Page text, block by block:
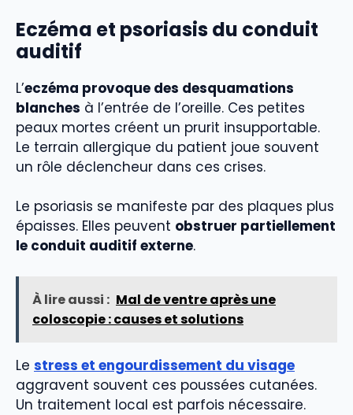
Eczéma et psoriasis du conduit
auditif
L’eczéma provoque des desquamations
blanches à l’entrée de l’oreille. Ces petites
peaux mortes créent un prurit insupportable.
Le terrain allergique du patient joue souvent
un rôle déclencheur dans ces crises.
Le psoriasis se manifeste par des plaques plus
épaisses. Elles peuvent obstruer partiellement
le conduit auditif externe.
À lire aussi : Mal de ventre après une
coloscopie : causes et solutions
Le stress et engourdissement du visage
aggravent souvent ces poussées cutanées.
Un traitement local est parfois nécessaire.